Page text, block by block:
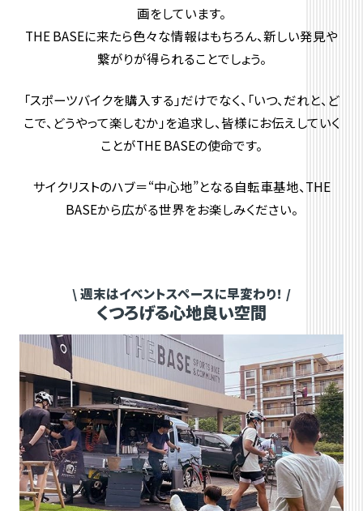
画をしています。
THE BASEに来たら色々な情報はもちろん、新しい発見や
繋がりが得られることでしょう。
「スポーツバイクを購入する」だけでなく、「いつ、だれと、ど
こで、どうやって楽しむか」を追求し、皆様にお伝えしていく
ことがTHE BASEの使命です。
サイクリストのハブ＝“中心地”となる自転車基地、THE
BASEから広がる世界をお楽しみください。
週末はイベントスペースに早変わり！
くつろげる心地良い空間